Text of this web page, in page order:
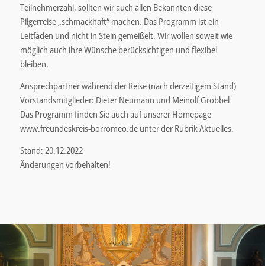
Teilnehmerzahl, sollten wir auch allen Bekannten diese
Pilgerreise „schmackhaft“ machen. Das Programm ist ein
Leitfaden und nicht in Stein gemeißelt. Wir wollen soweit wie
möglich auch ihre Wünsche berücksichtigen und flexibel
bleiben.
Ansprechpartner während der Reise (nach derzeitigem Stand)
Vorstandsmitglieder: Dieter Neumann und Meinolf Grobbel
Das Programm finden Sie auch auf unserer Homepage
www.freundeskreis-borromeo.de unter der Rubrik Aktuelles.
Stand: 20.12.2022
Änderungen vorbehalten!